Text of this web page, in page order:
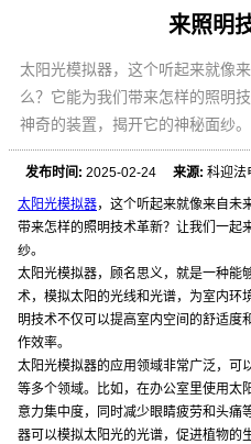
来照明
太阳光模拟器，这个听起来就像
么？它能为我们带来怎样的照明
神奇的装置，揭开它的神秘面纱
发布时间: 2025-02-24来源: 科迎
太阳光模拟器，这个听起来就像来自未
带来怎样的照明技术革新？让我们一起
纱。
太阳光模拟器，顾名思义，就是一种能
术，模拟太阳的光线和光谱，为室内环
明技术不仅可以提高室内空间的舒适度
作效率。
太阳光模拟器的应用领域非常广泛，可
等多个领域。比如，在办公室里使用太
意力集中度，同时减少眼睛疲劳和头痛
器可以模拟太阳光的光谱，促进植物的